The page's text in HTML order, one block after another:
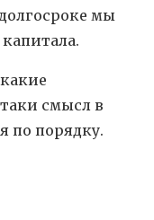
мы
смысл в
по порядку.